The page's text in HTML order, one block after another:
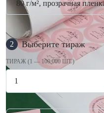
2 Выберите тираж
ТИРАЖ (1 — 100 000 ШТ.)